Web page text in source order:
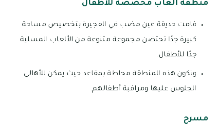
منطقة ألعاب مخصصة للأطفال
قامت حديقة عين مضب في الفجيرة بتخصيص مساحة
كبيرة جدًا تحتضن مجموعة متنوعة من الألعاب المسلية
جدًا للأطفال.
وتكون هذه المنطقة محاطة بمقاعد حيث يمكن للأهالي
الجلوس عليها ومراقبة أطفالهم.
مسرح